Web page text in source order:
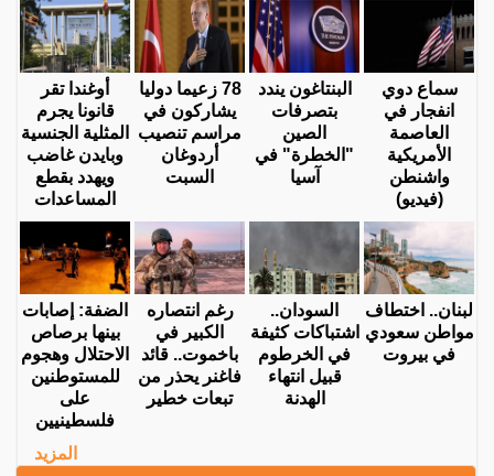
سماع دوي
انفجار في
العاصمة
الأمريكية
واشنطن
(فيديو)
البنتاغون يندد
بتصرفات
الصين
"الخطرة" في
آسيا
78 زعيما دوليا
يشاركون في
مراسم تنصيب
أردوغان
السبت
أوغندا تقر
قانونا يجرم
المثلية الجنسية
وبايدن غاضب
ويهدد بقطع
المساعدات
لبنان.. اختطاف
مواطن سعودي
في بيروت
السودان..
اشتباكات كثيفة
في الخرطوم
قبيل انتهاء
الهدنة
رغم انتصاره
الكبير في
باخموت.. قائد
فاغنر يحذر من
تبعات خطير
الضفة: إصابات
بينها برصاص
الاحتلال وهجوم
للمستوطنين
على
فلسطينيين
المزيد